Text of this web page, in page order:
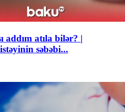
addım atıla bilər? |
səbəbi...